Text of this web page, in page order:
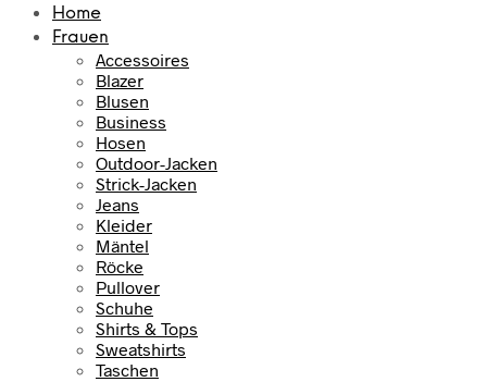
Home
Frauen
Accessoires
Blazer
Blusen
Business
Hosen
Outdoor-Jacken
Strick-Jacken
Jeans
Kleider
Mäntel
Röcke
Pullover
Schuhe
Shirts & Tops
Sweatshirts
Taschen